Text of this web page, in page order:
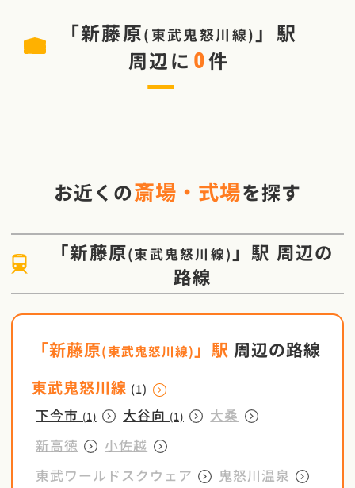
「新藤原(東武鬼怒川線) 」駅
周辺に 0件
お近くの斎場・式場を探す
「新藤原(東武鬼怒川線) 」駅 周辺の
路線
「新藤原(東武鬼怒川線) 」駅 周辺の路線
東武鬼怒川線 (1)
下今市 (1) 大谷向 (1)
大桑
新高徳
小佐越
東武ワールドスクウェア
鬼怒川温泉